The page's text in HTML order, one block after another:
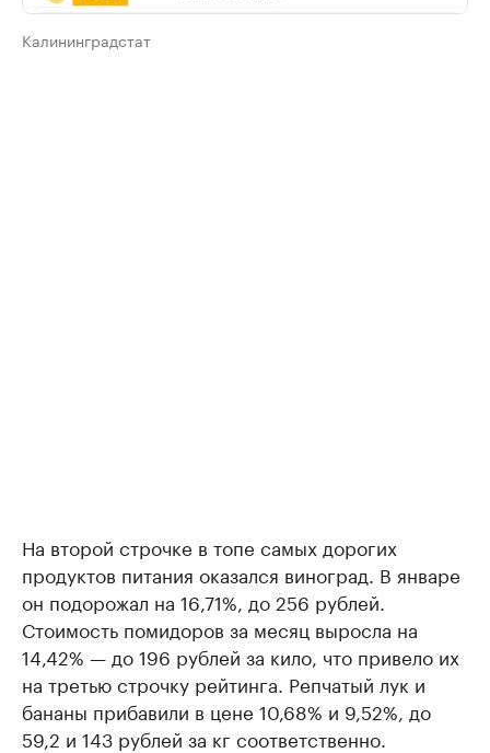
Калининградстат
На второй строчке в топе самых дорогих
продуктов питания оказался виноград. В январе
он подорожал на 16,71%, до 256 рублей.
Стоимость помидоров за месяц выросла на
14,42% — до 196 рублей за кило, что привело их
на третью строчку рейтинга. Репчатый лук и
бананы прибавили в цене 10,68% и 9,52%, до
59,2 и 143 рублей за кг соответственно.